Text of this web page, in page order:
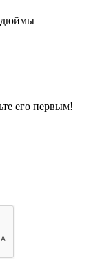
дюймы
его первым!